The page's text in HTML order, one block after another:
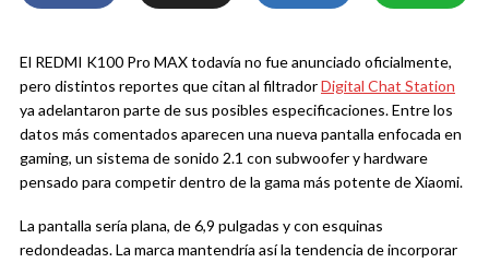
El REDMI K100 Pro MAX todavía no fue anunciado oficialmente,
pero distintos reportes que citan al filtradorDigital Chat Station
ya adelantaron parte de sus posibles especificaciones. Entre los
datos más comentados aparecen una nueva pantalla enfocada en
gaming, un sistema de sonido 2.1 con subwoofer y hardware
pensado para competir dentro de la gama más potente de Xiaomi.
La pantalla sería plana, de 6,9 pulgadas y con esquinas
redondeadas. La marca mantendría así la tendencia de incorporar